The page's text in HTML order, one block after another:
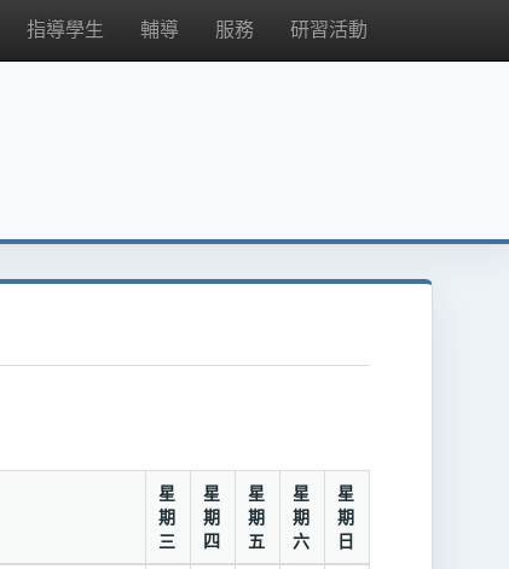
指導學生 輔導 服務 研習活動
星
期
三
星
期
四
星
期
五
星
期
六
星
期
日